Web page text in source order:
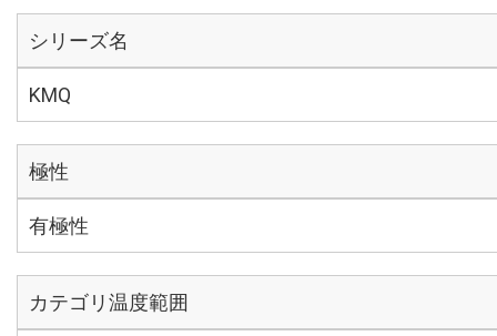
シリーズ名
KMQ
極性
有極性
カテゴリ温度範囲